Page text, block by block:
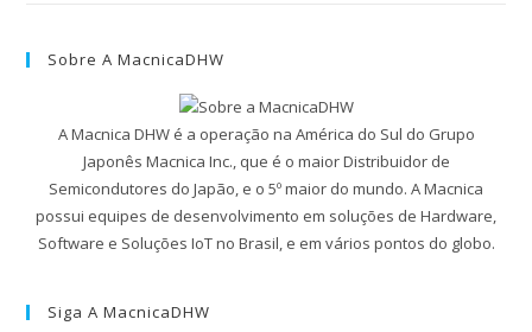
Sobre A MacnicaDHW
A Macnica DHW é a operação na América do Sul do Grupo
Japonês Macnica Inc., que é o maior Distribuidor de
Semicondutores do Japão, e o 5º maior do mundo. A Macnica
possui equipes de desenvolvimento em soluções de Hardware,
Software e Soluções IoT no Brasil, e em vários pontos do globo.
Siga A MacnicaDHW